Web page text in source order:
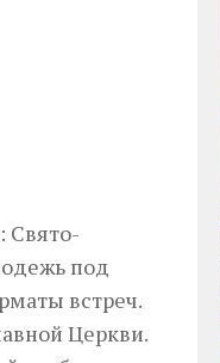
Свято-
под
встреч.
Церкви.